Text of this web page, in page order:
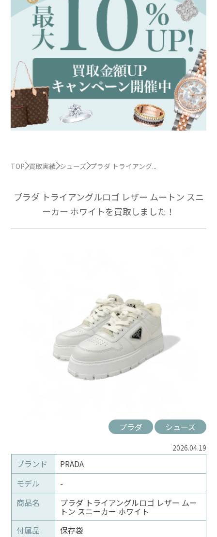
TOP 買取実績 シューズ プラダ トライアング...
プラダ トライアングルロゴ レザー ムートン スニ
ーカー ホワイトを買取しました！
プラダ シューズ
2026.04.19
ブランド
PRADA
モデル
-
商品名
プラダ トライアングルロゴ レザー ムー
トン スニーカー ホワイト
付属品
保存袋